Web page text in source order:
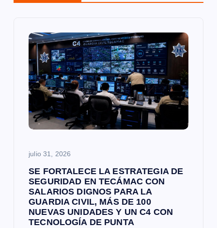
julio 31, 2026
SE FORTALECE LA ESTRATEGIA DE
SEGURIDAD EN TECÁMAC CON
SALARIOS DIGNOS PARA LA
GUARDIA CIVIL, MÁS DE 100
NUEVAS UNIDADES Y UN C4 CON
TECNOLOGÍA DE PUNTA